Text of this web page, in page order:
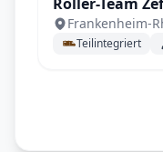
Automatik,
uvm.
Frankenheim-
Teilintegriert